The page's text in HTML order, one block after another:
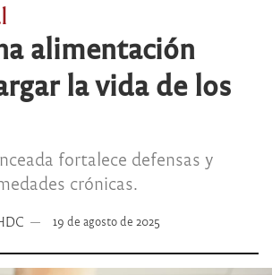
alimentación
la vida de los
fortalece defensas y
crónicas.
19 de agosto de 2025